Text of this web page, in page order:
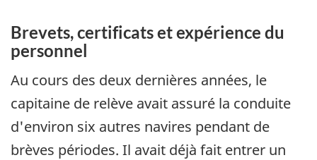
Brevets, certificats et expérience du
personnel
Au cours des deux dernières années, le
capitaine de relève avait assuré la conduite
d'environ six autres navires pendant de
brèves périodes. Il avait déjà fait entrer un